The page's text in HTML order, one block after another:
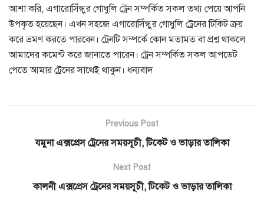
আশা করি, এগারোসিঁন্ধুর গোধুলি ট্রেন সম্পর্কিত সকল তথ্য পেয়ে আপনি
উপকৃত হয়েছেন। এখন সহজে এগারোসিঁন্ধুর গোধুলি ট্রেনের টিকিট ক্রয়
করে ভ্রমণ করতে পারবেন। ট্রেনটি সম্পর্কে কোন মতামত বা প্রশ্ন থাকলে
আমাদের কমেন্ট করে জানাতে পারেন। ট্রেন সম্পর্কিত সকল আপডেট
পেতে আমার ট্রেনের সাথেই থাকুন। ধন্যবাদ
Previous Post
যমুনা এক্সপ্রেস ট্রেনের সময়সূচী, টিকেট ও ভাড়ার তালিকা
Next Post
কালনী এক্সপ্রেস ট্রেনের সময়সূচী, টিকেট ও ভাড়ার তালিকা